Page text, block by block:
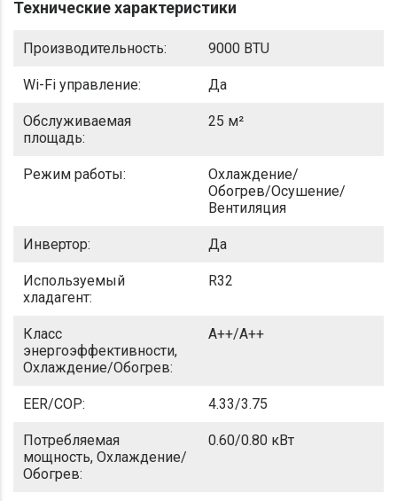
Технические характеристики
Производительность: 9000 BTU
Wi-Fi управление: Да
Обслуживаемая
площадь:
25 м²
Режим работы:
Охлаждение/
Обогрев/Осушение/
Вентиляция
Инвертор: Да
Используемый
хладагент:
R32
Класс
энергоэффективности,
Охлаждение/Обогрев:
A++/A++
EER/COP: 4.33/3.75
Потребляемая
мощность, Охлаждение/
Обогрев:
0.60/0.80 кВт